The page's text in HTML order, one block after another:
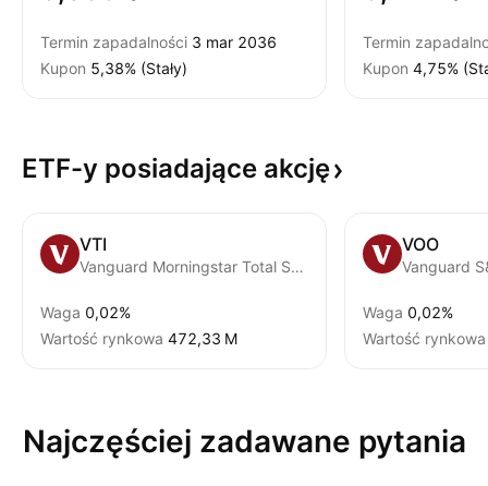
Termin zapadalności 3 mar 2036
Kupon 5,38% (Stały)
Termin
Kupon 4,75%
ETF-y posiadające akcję
VTI
Vanguard Morningstar Total Stock Market ETF
Waga 0,02%
Wartość rynkowa ‪472,33 M‬
VOO
Vanguard
Waga 0,02%
Wartość rynkowa
Najczęściej zadawane pytania